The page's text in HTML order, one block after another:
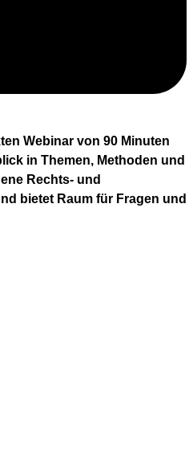
Webinar von 90 Minuten
in Themen, Methoden und
Rechts- und
bietet Raum für Fragen und